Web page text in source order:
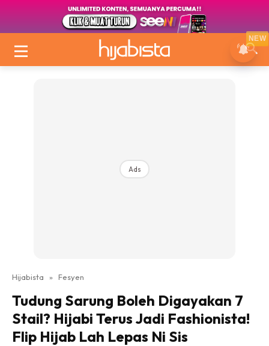
Ads
Hijabista » Fesyen
Tudung Sarung Boleh Digayakan 7
Stail? Hijabi Terus Jadi Fashionista!
Flip Hijab Lah Lepas Ni Sis
NEW